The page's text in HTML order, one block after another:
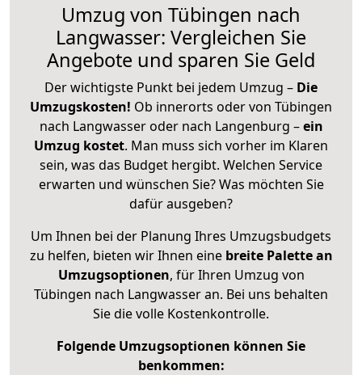
Umzug von Tübingen nach
Langwasser: Vergleichen Sie
Angebote und sparen Sie Geld
Der wichtigste Punkt bei jedem Umzug – Die
Umzugskosten! Ob innerorts oder von Tübingen
nach Langwasser oder nach Langenburg –ein
Umzug kostet. Man muss sich vorher im Klaren
sein, was das Budget hergibt. Welchen Service
erwarten und wünschen Sie? Was möchten Sie
dafür ausgeben?
Um Ihnen bei der Planung Ihres Umzugsbudgets
zu helfen, bieten wir Ihnen eine breite Palette an
Umzugsoptionen, für Ihren Umzug von
Tübingen nach Langwasser an. Bei uns behalten
Sie die volle Kostenkontrolle.
Folgende Umzugsoptionen können Sie
benkommen: